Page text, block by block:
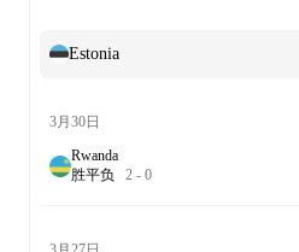
Estonia
3月30日
Rwanda
胜平负 2 - 0